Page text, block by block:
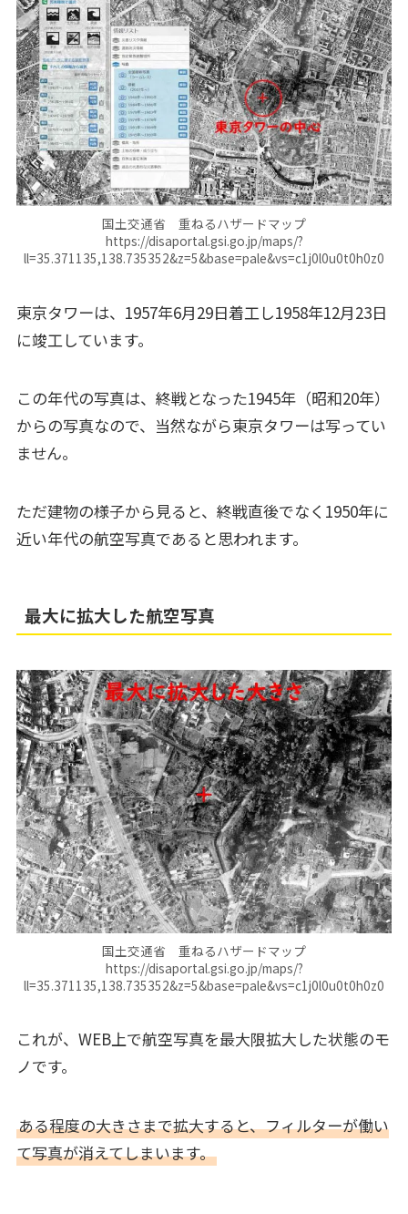
国土交通省 重ねるハザードマップ
https://disaportal.gsi.go.jp/maps/?
ll=35.371135,138.735352&z=5&base=pale&vs=c1j0l0u0t0h0z0
東京タワーは、1957年6月29日着工し1958年12月23日
に竣工しています。
この年代の写真は、終戦となった1945年（昭和20年）
からの写真なので、当然ながら東京タワーは写ってい
ません。
ただ建物の様子から見ると、終戦直後でなく1950年に
近い年代の航空写真であると思われます。
最大に拡大した航空写真
国土交通省 重ねるハザードマップ
https://disaportal.gsi.go.jp/maps/?
ll=35.371135,138.735352&z=5&base=pale&vs=c1j0l0u0t0h0z0
これが、WEB上で航空写真を最大限拡大した状態のモ
ノです。
ある程度の大きさまで拡大すると、フィルターが働い
て写真が消えてしまいます。